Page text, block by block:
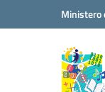
Vai ai contenuti
Vai al menu diMinistero